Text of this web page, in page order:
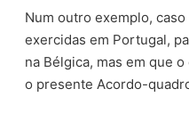
Num outro exemplo,
exercidas em Portugal,
na Bélgica, mas em que
o presente Acordo-